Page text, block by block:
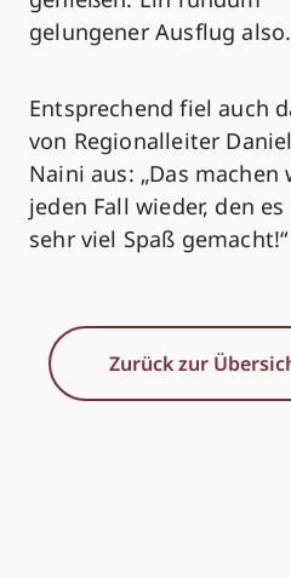
gelungener Ausflug also.
Entsprechend fiel auch
von Regionalleiter
Naini aus: „Das machen
jeden Fall wieder, den
sehr viel Spaß gemacht!“
Zurück zur